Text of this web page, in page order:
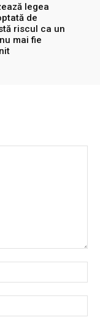
legea
de
riscul ca un
mai fie